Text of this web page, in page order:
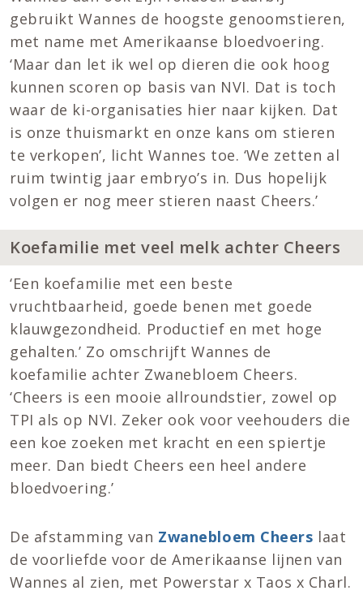
gebruikt Wannes de hoogste genoomstieren,
met name met Amerikaanse bloedvoering.
‘Maar dan let ik wel op dieren die ook hoog
kunnen scoren op basis van NVI. Dat is toch
waar de ki-organisaties hier naar kijken. Dat
is onze thuismarkt en onze kans om stieren
te verkopen’, licht Wannes toe. ‘We zetten al
ruim twintig jaar embryo’s in. Dus hopelijk
volgen er nog meer stieren naast Cheers.’
Koefamilie met veel melk achter Cheers
‘Een koefamilie met een beste
vruchtbaarheid, goede benen met goede
klauwgezondheid. Productief en met hoge
gehalten.’ Zo omschrijft Wannes de
koefamilie achter Zwanebloem Cheers.
‘Cheers is een mooie allroundstier, zowel op
TPI als op NVI. Zeker ook voor veehouders die
een koe zoeken met kracht en een spiertje
meer. Dan biedt Cheers een heel andere
bloedvoering.’
De afstamming van Zwanebloem Cheers laat
de voorliefde voor de Amerikaanse lijnen van
Wannes al zien, met Powerstar x Taos x Charl.